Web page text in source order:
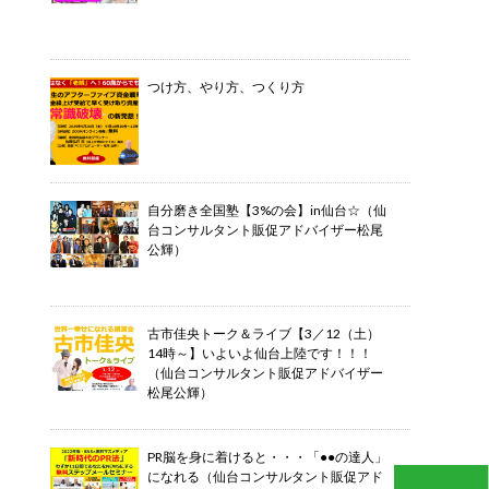
つけ方、やり方、つくり方
自分磨き全国塾【3%の会】in仙台☆（仙
台コンサルタント販促アドバイザー松尾
公輝）
古市佳央トーク＆ライブ【3／12（土）
14時～】いよいよ仙台上陸です！！！
（仙台コンサルタント販促アドバイザー
松尾公輝）
PR脳を身に着けると・・・「●●の達人」
になれる（仙台コンサルタント販促アド